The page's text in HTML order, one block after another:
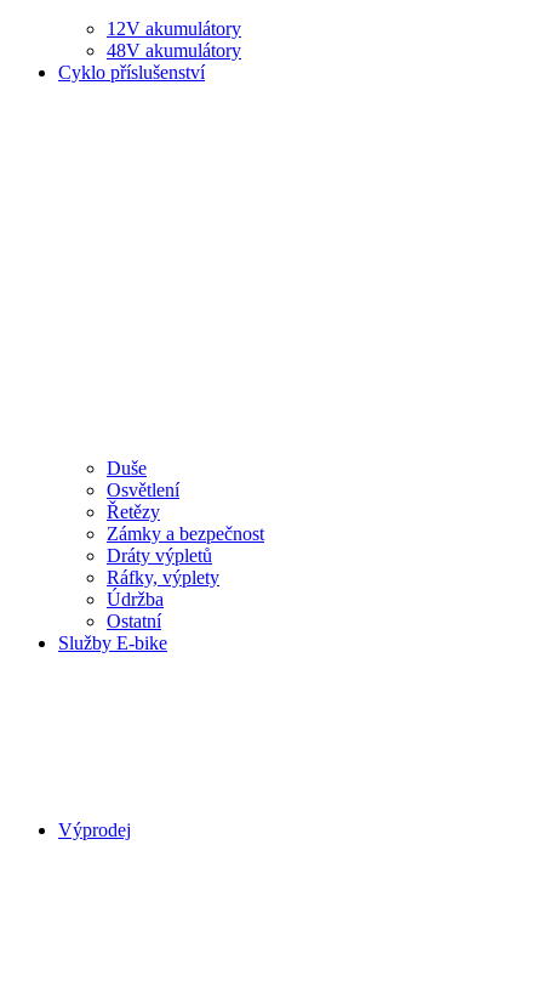
12V akumulátory
48V akumulátory
Cyklo příslušenství
Duše
Osvětlení
Řetězy
Zámky a bezpečnost
Dráty výpletů
Ráfky, výplety
Údržba
Ostatní
Služby E-bike
Výprodej